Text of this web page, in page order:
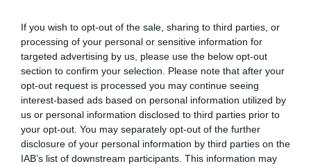
If you wish to opt-out of the sale, sharing to third parties, or
processing of your personal or sensitive information for
targeted advertising by us, please use the below opt-out
section to confirm your selection. Please note that after your
opt-out request is processed you may continue seeing
interest-based ads based on personal information utilized by
us or personal information disclosed to third parties prior to
your opt-out. You may separately opt-out of the further
disclosure of your personal information by third parties on the
IAB’s list of downstream participants. This information may